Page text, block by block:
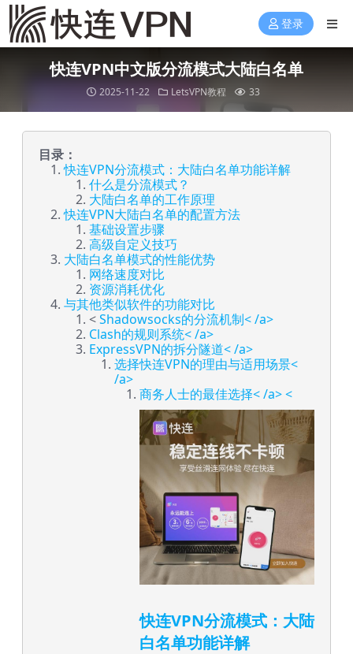
登录
快连VPN中文版分流模式大陆白名单
2025-11-22 LetsVPN教程 33
目录：
快连VPN分流模式：大陆白名单功能详解
什么是分流模式？
大陆白名单的工作原理
快连VPN大陆白名单的配置方法
基础设置步骤
高级自定义技巧
大陆白名单模式的性能优势
网络速度对比
资源消耗优化
与其他类似软件的功能对比
<Shadowsocks的分流机制< /a>
Clash的规则系统< /a>
ExpressVPN的拆分隧道< /a>
选择快连VPN的理由与适用场景<
/a>
商务人士的最佳选择< /a> <
快连VPN分流模式：大陆
白名单功能详解